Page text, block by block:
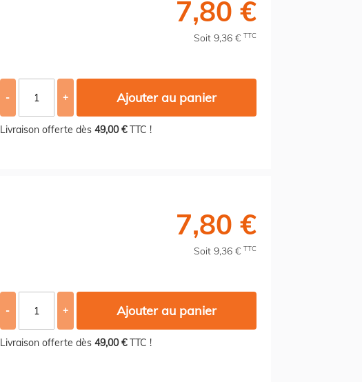
7,80 €
Soit 9,36 € TTC
- + Ajouter au panier
Livraison offerte dès 49,00 €TTC !
7,80 €
Soit 9,36 € TTC
- + Ajouter au panier
Livraison offerte dès 49,00 €TTC !